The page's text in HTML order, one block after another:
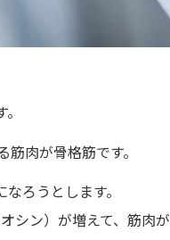
肉が骨格筋です。
ろうとします。
シン）が増えて、筋肉が